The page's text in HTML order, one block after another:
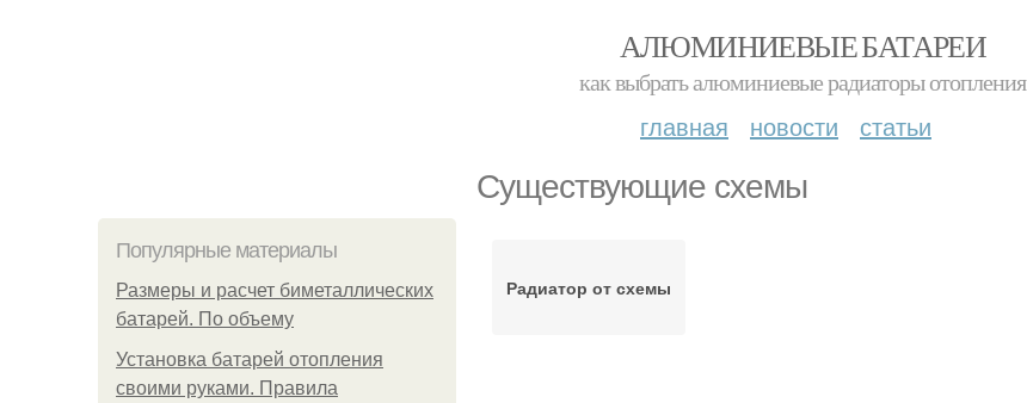
АЛЮМИНИЕВЫЕ БАТАРЕИ
как выбрать алюминиевые радиаторы отопления
главная новости статьи
Существующие схемы
Популярные материалы
Размеры и расчет биметаллических
батарей. По объему
Установка батарей отопления
своими руками. Правила
Радиатор от схемы